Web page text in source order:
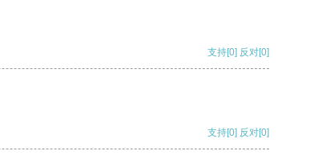
支持[0] 反对[0]
支持[0] 反对[0]